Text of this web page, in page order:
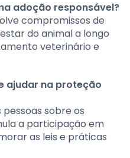
adoção responsável?
compromissos de
do animal a longo
veterinário e
ajudar na proteção
pessoas sobre os
a participação em
as leis e práticas